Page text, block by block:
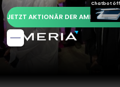
Chatbot
JETZT AKTIONÄR DER AMERIA AG